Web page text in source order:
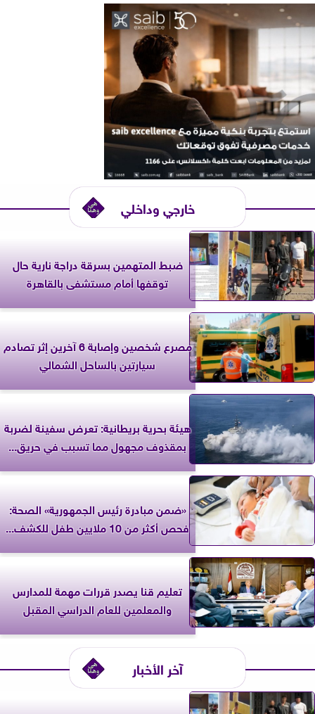
خارجي وداخلي
ضبط المتهمين بسرقة دراجة نارية حال
توقفها أمام مستشفى بالقاهرة
مصرع شخصين وإصابة 6 آخرين إثر تصادم
سيارتين بالساحل الشمالي
‎هيئة بحرية بريطانية: تعرض سفينة لضربة
بمقذوف مجهول مما تسبب في حريق...
«ضمن مبادرة رئيس الجمهورية» الصحة:
فحص أكثر من 10 ملايين طفل للكشف...
تعليم قنا يصدر قررات مهمة للمدارس
والمعلمين للعام الدراسي المقبل
آخر الأخبار